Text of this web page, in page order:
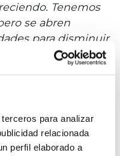
para analizar
relacionada
perfil elaborado a
Tenemos
se abren
para disminuir
y global«.
para disminuir el
el proyecto
Desarrollo
urgentes